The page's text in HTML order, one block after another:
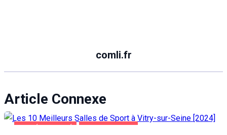
comli.fr
Article Connexe